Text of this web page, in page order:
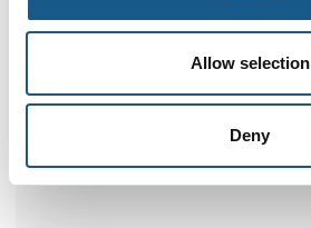
Allow selection
Deny
Repræsenterede virksomheder